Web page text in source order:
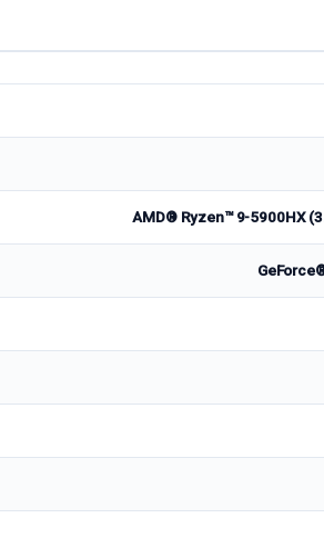
AMD® Ryzen™ 9-5900HX